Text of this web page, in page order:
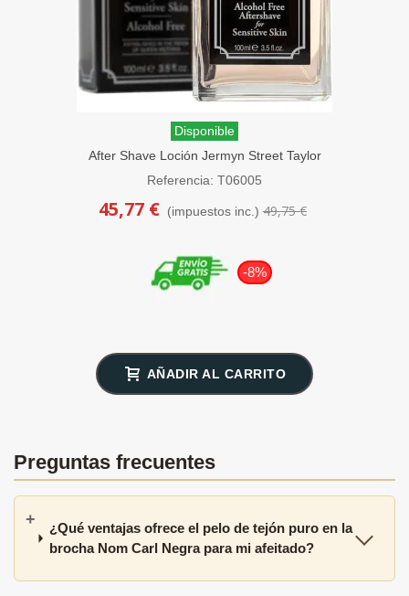
Disponible
After Shave Loción Jermyn Street Taylor
of Old Bond Street 100ml
Referencia: T06005
45,77 € (impuestos inc.) 49,75 €
-8%
AÑADIR AL CARRITO
Preguntas frecuentes
¿Qué ventajas ofrece el pelo de tejón puro en la
brocha Nom Carl Negra para mi afeitado?